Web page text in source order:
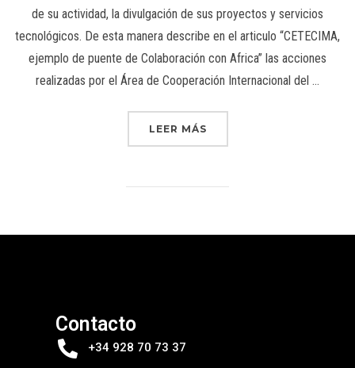
de su actividad, la divulgación de sus proyectos y servicios
tecnológicos. De esta manera describe en el articulo “CETECIMA,
ejemplo de puente de Colaboración con Africa” las acciones
realizadas por el Área de Cooperación Internacional del …
LEER MÁS
Contacto
+34 928 70 73 37